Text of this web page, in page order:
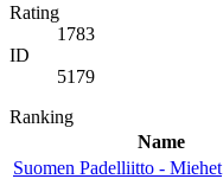
Rating
1783
ID
5179
Ranking
Name
Suomen Padelliitto - Miehet